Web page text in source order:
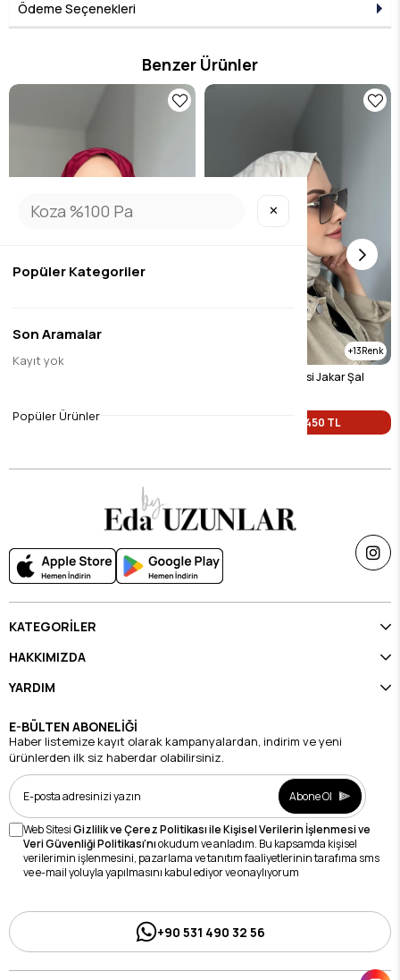
isteyen kadınlar için ideal bir tercihtir. Koleksiyonun her bir parçası, zamansız
şıklığın temsilcisidir ve her kombine değer katar. Şıklığı detaylarda arayanlara
özel bu ürün, Eda Uzunlar estetiğini dolabınıza taşır.
Ödeme Seçenekleri
Benzer Ürünler
Tek Fiyat 450 TL
13
Açık Bej Desenli İpeksi Jakar Şal
Tek Fiyat 450 TL
KATEGORİLER
HAKKIMIZDA
YARDIM
E-BÜLTEN ABONELİĞİ
Haber listemize kayıt olarak kampanyalardan, indirim ve yeni
ürünlerden ilk siz haberdar olabilirsiniz.
Abone Ol
Web SitesiGizlilik ve Çerez Politikası ile Kişisel Verilerin İşlenmesi ve
Veri Güvenliği Politikası’nıokudum ve anladım. Bu kapsamda kişisel
verilerimin işlenmesini, pazarlama ve tanıtım faaliyetlerinin tarafıma sms
ve e-mail yoluyla yapılmasını kabul ediyor ve onaylıyorum
+90 531 490 32 56
✕
Popüler Kategoriler
Son Aramalar
Kayıt yok
Popüler Ürünler